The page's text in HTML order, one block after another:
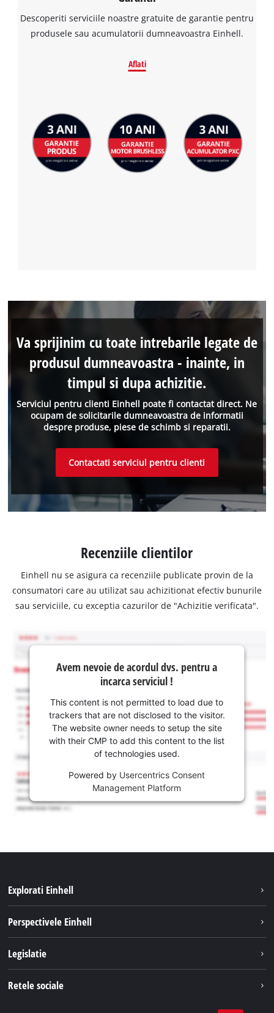
Descoperiti serviciile noastre gratuite de garantie pentru
produsele sau acumulatorii dumneavoastra Einhell.
Aflati
Serviciul pentru clienti Einhell poate fi contactat direct. Ne
ocupam de solicitarile dumneavoastra de informatii
despre produse, piese de schimb si reparatii.
Va sprijinim cu toate intrebarile legate de
produsul dumneavoastra - inainte, in
timpul si dupa achizitie.
Contactati serviciul pentru clienti
Recenziile clientilor
Einhell nu se asigura ca recenziile publicate provin de la
consumatori care au utilizat sau achizitionat efectiv bunurile
sau serviciile, cu exceptia cazurilor de "Achizitie verificata".
Avem nevoie de acordul dvs. pentru a
incarca serviciul !
This content is not permitted to load due to
trackers that are not disclosed to the visitor.
The website owner needs to setup the site
with their CMP to add this content to the list
of technologies used.
Powered by Usercentrics Consent
Management Platform
Explorati Einhell
Sistemul de acumulatori
Perspectivele Einhell
Einhell in lume
Legislatie
Retele sociale